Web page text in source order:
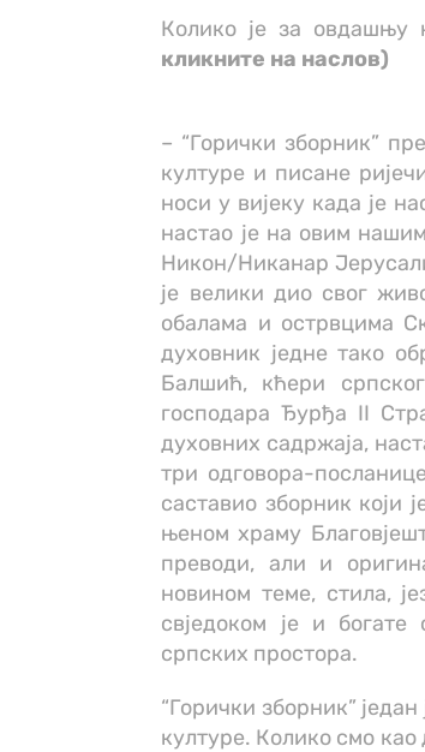
Колико је за овдашњу
кликните на наслов)
– “Горички зборник”
културе и писане
носи у вијеку када је
настао је на овим
Никон/Никанар
је велики дио свог
обалама и острвцима
духовник једне тако
Балшић, кћери
господара Ђурђа II
духовних садржаја,
три одговора-
саставио зборник који
њеном храму
преводи, али и
новином теме, стила,
свједоком је и
српских простора.
“Горички зборник”
културе. Колико смо